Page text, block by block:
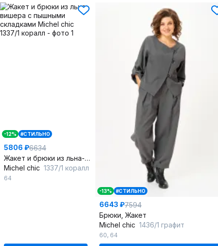
-12% #СТИЛЬНО
5806 ₽6634
Жакет и брюки из льна-вишера с пышными складками
Michel chic 1337/1 коралл
64
-13% #СТИЛЬНО
6643 ₽7594
Брюки, Жакет
Michel chic 1436/1 графит
60, 64